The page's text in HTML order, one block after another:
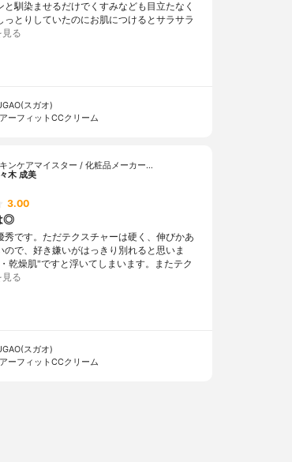
と馴染ませるだけでくすみなども目立たなく
っとりしていたのにお肌につけるとサラサラ
見る
スガオ)
ーフィットCCクリーム
ンケアマイスター / 化粧品メーカー…
木 成美
3.00
◎
秀です。ただテクスチャーは硬く、伸びかあ
ので、好き嫌いがはっきり別れると思いま
乾燥肌"ですと浮いてしまいます。またテク
見る
スガオ)
ーフィットCCクリーム